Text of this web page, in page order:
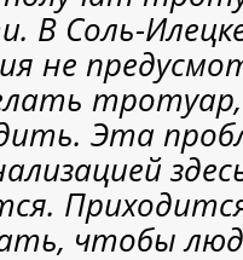
В Соль-
не
Эта
чтобы